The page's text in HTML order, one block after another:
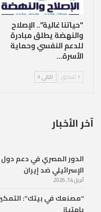
“حياتنا غالية”.. الإصلاح
والنهضة يطلق مبادرة
للدعم النفسي وحماية
الأسرة…
السابق التالي
آخر الأخبار
الدور المصري في دعم دول
الإسرائيلي ضد إيران
أبريل 14, 2026
“مصنعك في بيتك”:
بامتياز